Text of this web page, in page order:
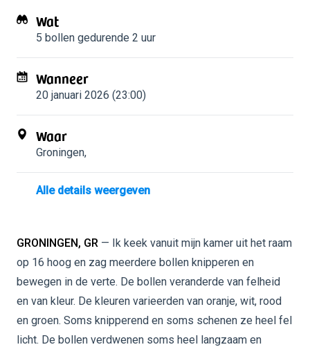
Wat
5 bollen gedurende 2 uur
Wanneer
20 januari 2026 (23:00)
Waar
Groningen,
Alle details weergeven
GRONINGEN, GR — Ik keek vanuit mijn kamer uit het raam
op 16 hoog en zag meerdere bollen knipperen en
bewegen in de verte. De bollen veranderde van felheid
en van kleur. De kleuren varieerden van oranje, wit, rood
en groen. Soms knipperend en soms schenen ze heel fel
licht. De bollen verdwenen soms heel langzaam en